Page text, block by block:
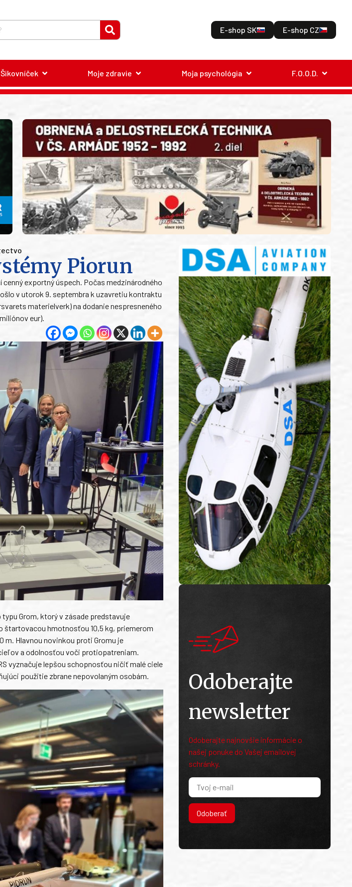
E-shop SK E-shop CZ
Šikovníček Moje zdravie Moja psychológia F.O.O.D.
Piorun
exportný úspech. Počas medzinárodného
v utorok 9. septembra k uzavretiu kontraktu
materielverk) na dodanie nespresneného
eur).
Grom, ktorý v zásade predstavuje
štartovacou hmotnosťou 10,5 kg, priemerom
m. Hlavnou novinkou proti Gromu je
a odolnosťou voči protiopatreniam.
vyznačuje lepšou schopnosťou ničiť malé ciele
použitie zbrane nepovolaným osobám.
Odoberajte
newsletter
Odoberajte najnovšie informácie o
našej ponuke do Vašej emailovej
schránky.
Odoberať